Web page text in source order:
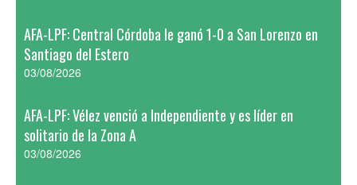
AFA-LPF: Central Córdoba le ganó 1-0 a San Lorenzo en
Santiago del Estero
03/08/2026
AFA-LPF: Vélez venció a Independiente y es líder en
solitario de la Zona A
03/08/2026